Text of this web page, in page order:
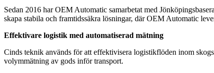
Sedan 2016 har OEM Automatic samarbetat med
skapa stabila och framtidssäkra lösningar, där OEM Automatic
Effektivare logistik med automatiserad mätning
Cinds teknik används för att effektivisera logistikflöden inom
volymmätning av gods inför transport.